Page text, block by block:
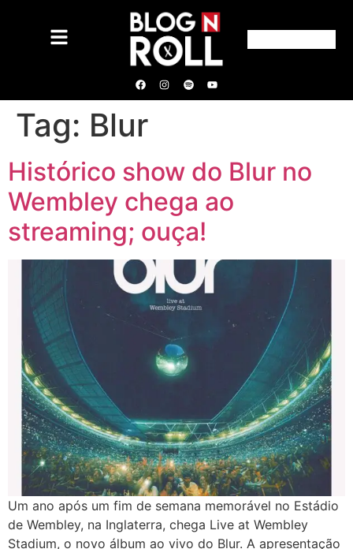
Tag: Blur
Histórico show do Blur no
Wembley chega ao
streaming; ouça!
Um ano após um fim de semana memorável no Estádio
de Wembley, na Inglaterra, chega Live at Wembley
Stadium, o novo álbum ao vivo do Blur. A apresentação